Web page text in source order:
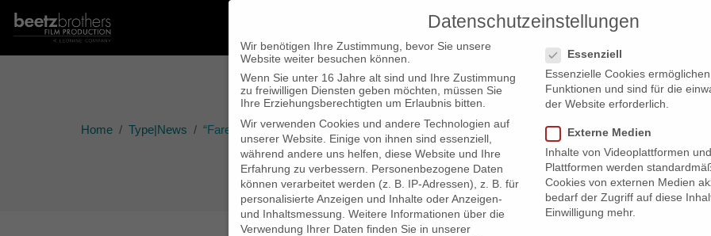
PRODUCTIONS
Home Type|News “Farewell Comrades! Interactive” in competition for DocLab Award at IDFA 2011
Datenschutzeinstellungen
Wir benötigen Ihre Zustimmung, bevor Sie unsere
Website weiter besuchen können.
Wenn Sie unter 16 Jahre alt sind und Ihre Zustimmung
zu freiwilligen Diensten geben möchten, müssen Sie
Ihre Erziehungsberechtigten um Erlaubnis bitten.
Wir verwenden Cookies und andere Technologien auf
unserer Website. Einige von ihnen sind essenziell,
während andere uns helfen, diese Website und Ihre
Erfahrung zu verbessern.
Personenbezogene Daten
können verarbeitet werden (z. B. IP-Adressen), z. B. für
personalisierte Anzeigen und Inhalte oder Anzeigen-
und Inhaltsmessung. Weitere Informationen über die
Verwendung Ihrer Daten finden Sie in unserer
Essenziell
Essenzielle Cookies
Funktionen und sind für die
der Website erforderlich.
Externe Medien
Inhalte von Videoplattformen
Plattformen werden
Cookies von externen Medien
bedarf der Zugriff auf diese
Einwilligung mehr.